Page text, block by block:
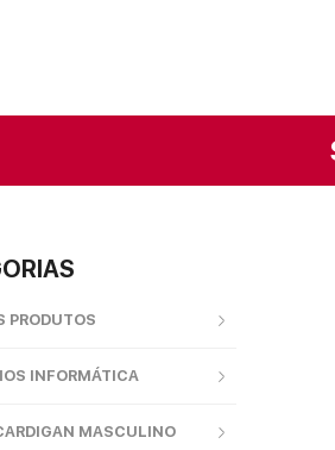
PRODUTOS
INFORMÁTICA
MASCULINO